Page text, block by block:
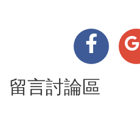
留言討論區